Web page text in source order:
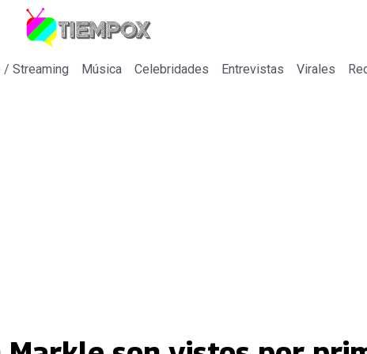
/ Streaming Música Celebridades Entrevistas Virales